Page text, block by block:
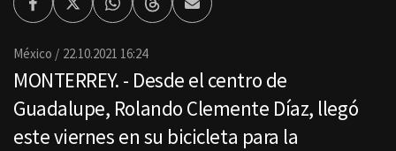
FacebookTwitterWhatsappThreadsEnviar
por
México 22.10.2021 16:24
MONTERREY. - Desde el centro de
Guadalupe, Rolando Clemente Díaz, llegó
este viernes en su bicicleta para la